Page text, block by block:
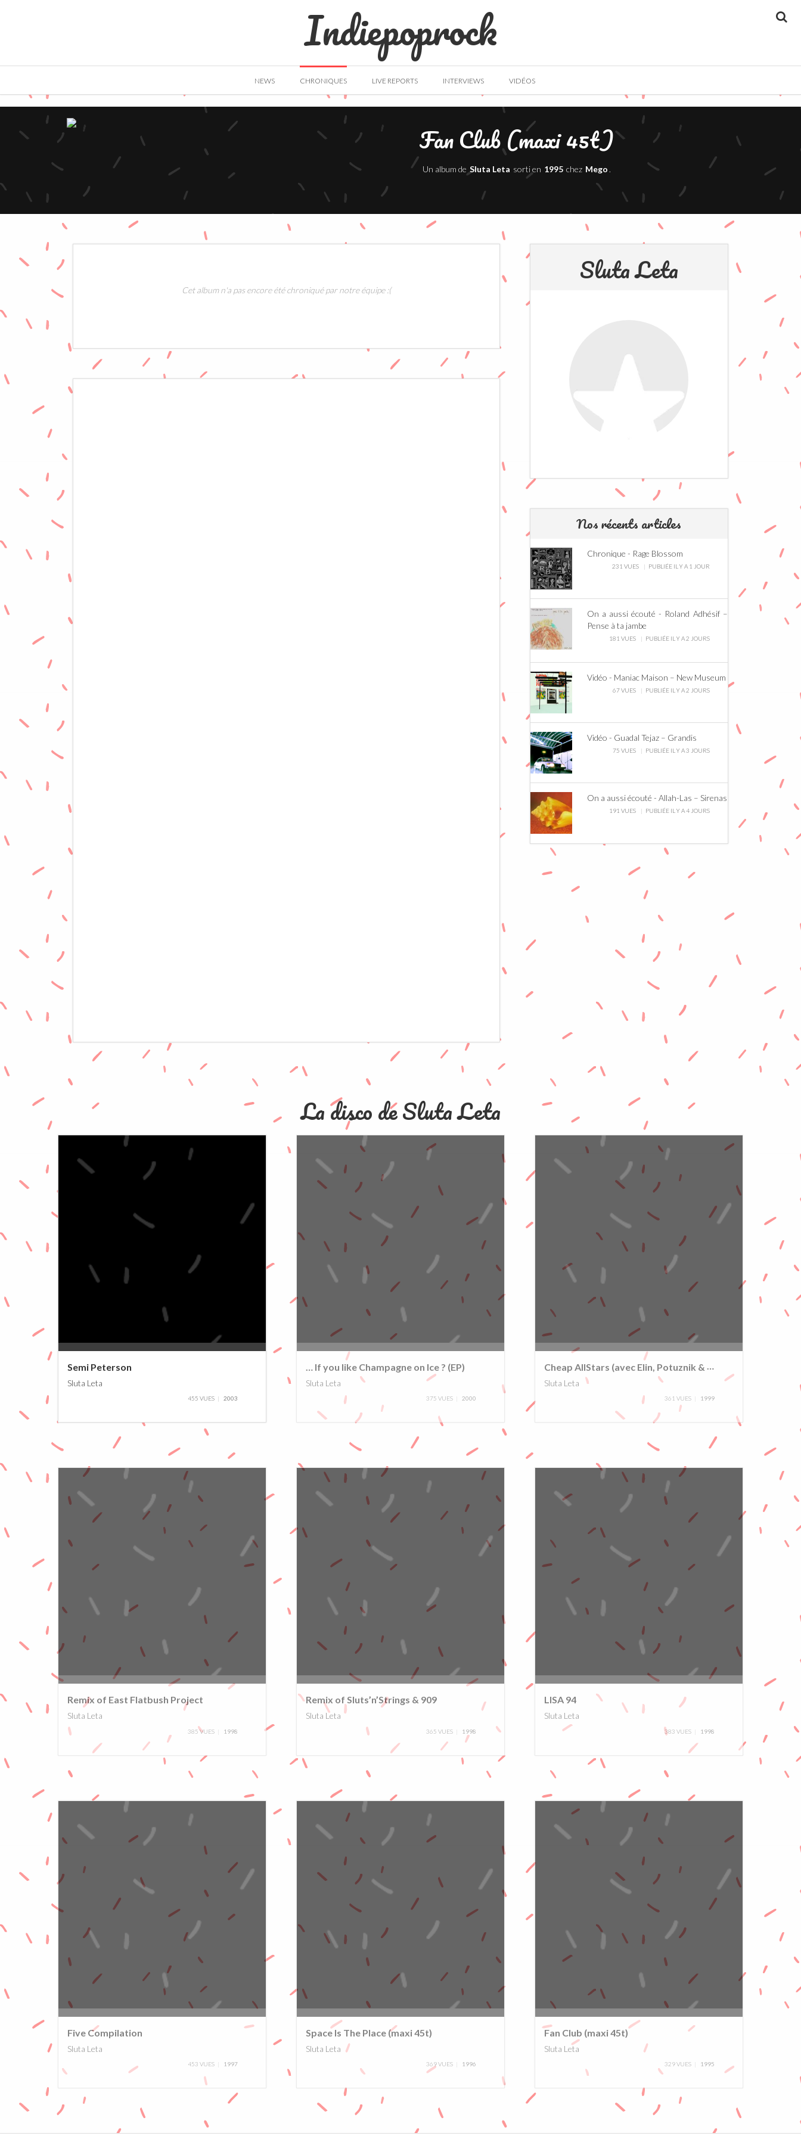
Indiepoprock
NEWS CHRONIQUES LIVE REPORTS INTERVIEWS VIDÉOS
Fan Club (maxi 45t)
Un album de Sluta Leta sorti en 1995 chez Mego .
Cet album n'a pas encore été chroniqué par notre équipe :(
Sluta Leta
Nos récents articles
Chronique - Rage Blossom
231 VUES PUBLIÉE IL Y A 1 JOUR
On a aussi écouté - Roland Adhésif –
Pense à ta jambe
181 VUES PUBLIÉE IL Y A 2 JOURS
Vidéo - Maniac Maison – New Museum
67 VUES PUBLIÉE IL Y A 2 JOURS
Vidéo - Guadal Tejaz – Grandis
75 VUES PUBLIÉE IL Y A 3 JOURS
On a aussi écouté - Allah-Las – Sirenas
191 VUES PUBLIÉE IL Y A 4 JOURS
La disco de Sluta Leta
Semi Peterson
Sluta Leta
455 VUES 2003
… If you like Champagne on Ice ? (EP)
Sluta Leta
375 VUES 2000
Cheap AllStars (avec Elin, Potuznik & b.low)
Sluta Leta
361 VUES 1999
0%
Remix of East Flatbush Project
Sluta Leta
385 VUES 1998
Remix of Sluts’n’Strings & 909
Sluta Leta
365 VUES 1998
LISA 94
Sluta Leta
383 VUES 1998
Five Compilation
Sluta Leta
453 VUES 1997
Space Is The Place (maxi 45t)
Sluta Leta
369 VUES 1996
Fan Club (maxi 45t)
Sluta Leta
329 VUES 1995